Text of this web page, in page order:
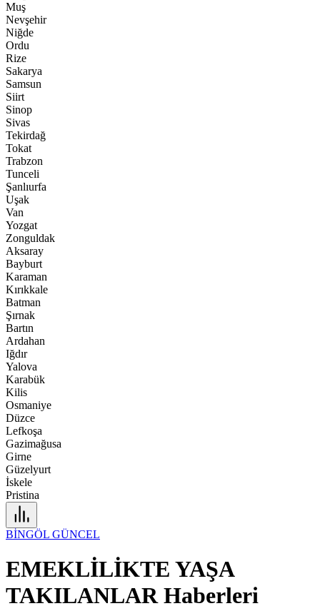
Muş
Nevşehir
Niğde
Ordu
Rize
Sakarya
Samsun
Siirt
Sinop
Sivas
Tekirdağ
Tokat
Trabzon
Tunceli
Şanlıurfa
Uşak
Van
Yozgat
Zonguldak
Aksaray
Bayburt
Karaman
Kırıkkale
Batman
Şırnak
Bartın
Ardahan
Iğdır
Yalova
Karabük
Kilis
Osmaniye
Düzce
Lefkoşa
Gazimağusa
Girne
Güzelyurt
İskele
Pristina
BİNGÖL GÜNCEL
EMEKLİLİKTE YAŞA
TAKILANLAR Haberleri